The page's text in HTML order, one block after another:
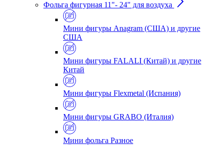
Фольга фигурная 11"- 24" для воздуха
Мини фигуры Anagram (США) и другие
США
Мини фигуры FALALI (Китай) и другие
Китай
Мини фигуры Flexmetal (Испания)
Мини фигуры GRABO (Италия)
Мини фольга Разное